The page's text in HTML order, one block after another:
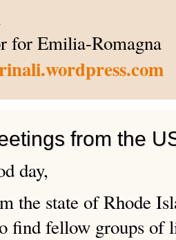
for Emilia-Romagna
from the
day,
the state of Rhode
find fellow groups of